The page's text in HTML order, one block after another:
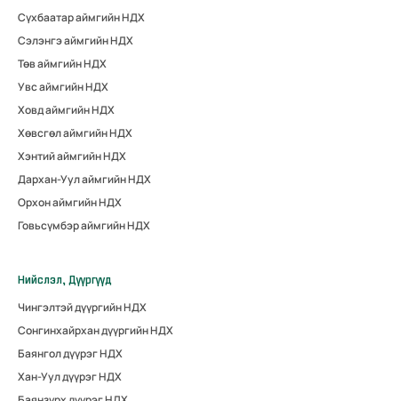
Сүхбаатар аймгийн НДХ
Сэлэнгэ аймгийн НДХ
Төв аймгийн НДХ
Увс аймгийн НДХ
Ховд аймгийн НДХ
Хөвсгөл аймгийн НДХ
Хэнтий аймгийн НДХ
Дархан-Уул аймгийн НДХ
Орхон аймгийн НДХ
Говьсүмбэр аймгийн НДХ
Нийслэл, Дүүргүүд
Чингэлтэй дүүргийн НДХ
Сонгинхайрхан дүүргийн НДХ
Баянгол дүүрэг НДХ
Хан-Уул дүүрэг НДХ